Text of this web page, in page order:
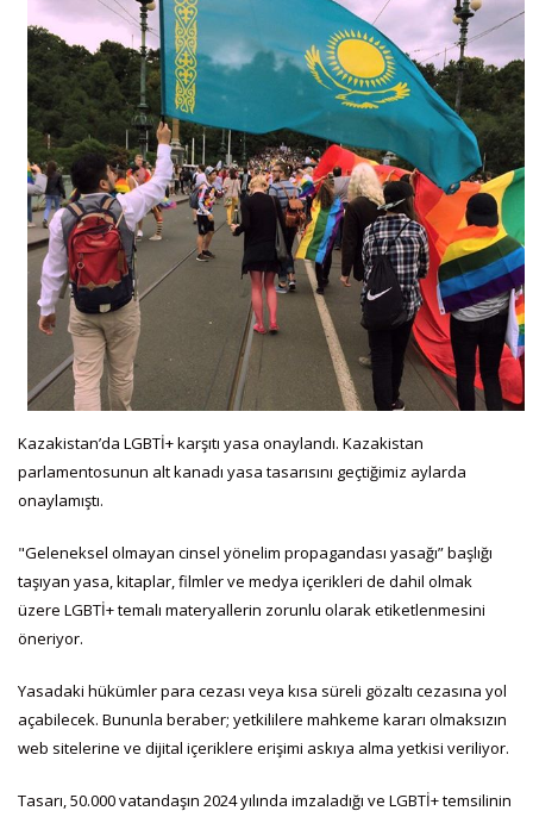
Kazakistan’da LGBTİ+ karşıtı yasa onaylandı. Kazakistan
parlamentosunun alt kanadı yasa tasarısını geçtiğimiz aylarda
onaylamıştı.
"Geleneksel olmayan cinsel yönelim propagandası yasağı” başlığı
taşıyan yasa, kitaplar, filmler ve medya içerikleri de dahil olmak
üzere LGBTİ+ temalı materyallerin zorunlu olarak etiketlenmesini
öneriyor.
Yasadaki hükümler para cezası veya kısa süreli gözaltı cezasına yol
açabilecek. Bununla beraber; yetkililere mahkeme kararı olmaksızın
web sitelerine ve dijital içeriklere erişimi askıya alma yetkisi veriliyor.
Tasarı, 50.000 vatandaşın 2024 yılında imzaladığı ve LGBTİ+ temsilinin